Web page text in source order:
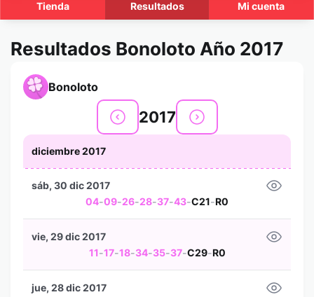
Tienda Resultados Mi cuenta
Resultados Bonoloto Año 2017
Bonoloto
2017
diciembre 2017
04-09-26-28-37-43-C21-R0
sáb, 30 dic 2017
11-17-18-34-35-37-C29-R0
vie, 29 dic 2017
jue, 28 dic 2017